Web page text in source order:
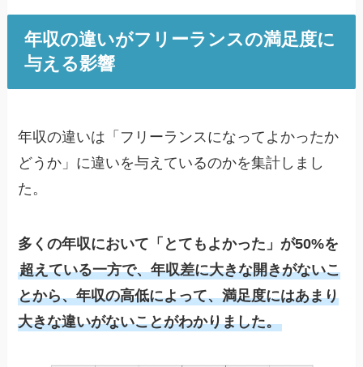
年収の違いがフリーランスの満足度に
与える影響
年収の違いは「フリーランスになってよかったか
どうか」に違いを与えているのかを集計しまし
た。
多くの年収において「とてもよかった」が50%を
超えている一方で、年収差に大きな開きがないこ
とから、年収の高低によって、満足度にはあまり
大きな違いがないことがわかりました。